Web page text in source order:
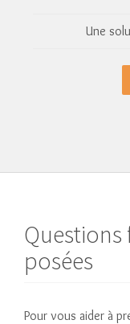
Une
posées
Pour vous aider à